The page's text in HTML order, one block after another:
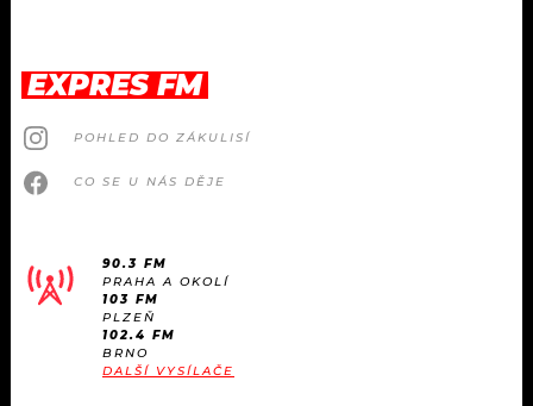
EXPRES FM
POHLED DO ZÁKULISÍ
CO SE U NÁS DĚJE
90.3 FM
PRAHA A OKOLÍ
103 FM
PLZEŇ
102.4 FM
BRNO
DALŠÍ VYSÍLAČE